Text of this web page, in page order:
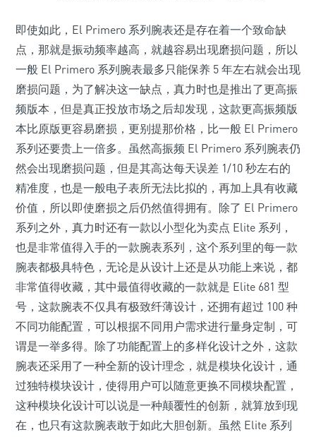
即使如此，El Primero 系列腕表还是存在着一个致命缺
点，那就是振动频率越高，就越容易出现磨损问题，所以
一般 El Primero 系列腕表最多只能保养 5 年左右就会出现
磨损问题，为了解决这一缺点，真力时也是推出了更高振
频版本，但是真正投放市场之后却发现，这款更高振频版
本比原版更容易磨损，更别提那价格，比一般 El Primero
系列还要贵上一倍多。虽然高振频 El Primero 系列腕表仍
然会出现磨损问题，但是其高达每天误差 1/10 秒左右的
精准度，也是一般电子表所无法比拟的，再加上具有收藏
价值，所以即使磨损之后仍然值得拥有。除了 El Primero
系列之外，真力时还有一款以小型化为卖点 Elite 系列，
也是非常值得入手的一款腕表系列，这个系列里的每一款
腕表都极具特色，无论是从设计上还是从功能上来说，都
非常值得收藏，其中最值得收藏的一款就是 Elite 681 型
号，这款腕表不仅具有极致纤薄设计，还拥有超过 100 种
不同功能配置，可以根据不同用户需求进行量身定制，可
谓是一举多得。除了功能配置上的多样化设计之外，这款
腕表还采用了一种全新的设计理念，就是模块化设计，通
过独特模块设计，使得用户可以随意更换不同模块配置，
这种模块化设计可以说是一种颠覆性的创新，就算放到现
在，也只有这款腕表敢于如此大胆创新。虽然 Elite 系列